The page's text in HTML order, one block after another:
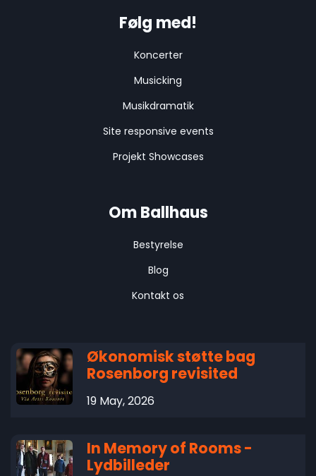
Følg med!
Koncerter
Musicking
Musikdramatik
Site responsive events
Projekt Showcases
Om Ballhaus
Bestyrelse
Blog
Kontakt os
Økonomisk støtte bag
Rosenborg revisited
19 May, 2026
In Memory of Rooms -
Lydbilleder